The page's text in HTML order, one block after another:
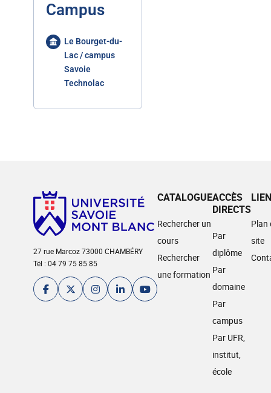
Campus
Le Bourget-du-
Lac / campus
Savoie
Technolac
27 rue Marcoz 73000 CHAMBÉRY
Tél : 04 79 75 85 85
CATALOGUE
Rechercher un
cours
Rechercher
une formation
ACCÈS
DIRECTS
Par
diplôme
Par
domaine
Par
campus
Par UFR,
institut,
école
Plan
site